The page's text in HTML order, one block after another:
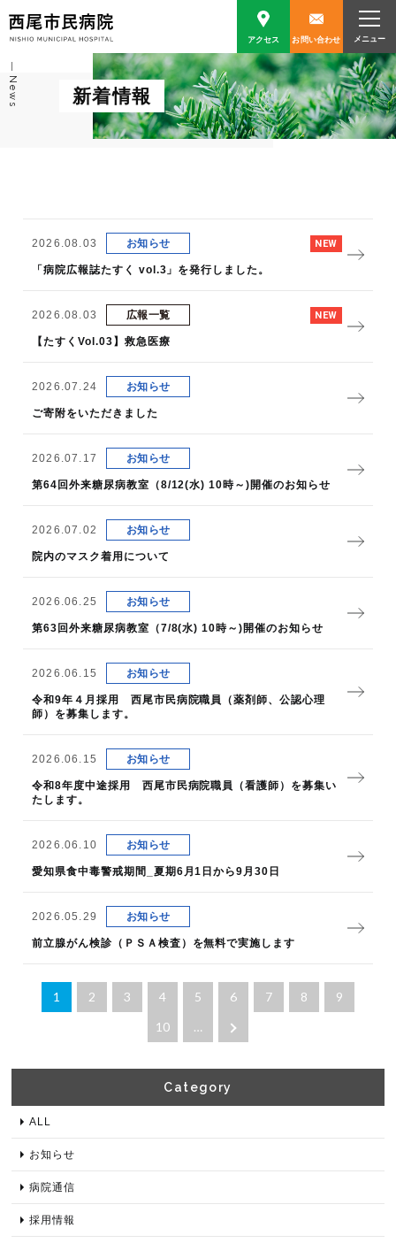
アクセス お問い合わせ
News 新着情報
2026.08.03 お知らせ
「病院広報誌たすく vol.3」を発行しました。
2026.08.03 広報一覧
【たすくVol.03】救急医療
2026.07.24 お知らせ
ご寄附をいただきました
2026.07.17 お知らせ
第64回外来糖尿病教室（8/12(水) 10時～)開催のお知らせ
2026.07.02 お知らせ
院内のマスク着用について
2026.06.25 お知らせ
第63回外来糖尿病教室（7/8(水) 10時～)開催のお知らせ
2026.06.15 お知らせ
令和9年４月採用 西尾市民病院職員（薬剤師、公認心理
師）を募集します。
2026.06.15 お知らせ
令和8年度中途採用 西尾市民病院職員（看護師）を募集い
たします。
2026.06.10 お知らせ
愛知県食中毒警戒期間_夏期6月1日から9月30日​
2026.05.29 お知らせ
前立腺がん検診（ＰＳＡ検査）を無料で実施します
1 2 3 4 5 6 7 8
9
10
…
Category​
ALL
お知らせ
病院通信
採用情報